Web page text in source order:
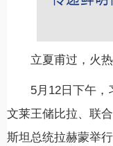
立夏甫过，火
5月12日下午，
文莱王储比拉、联
斯坦总统拉赫蒙举行